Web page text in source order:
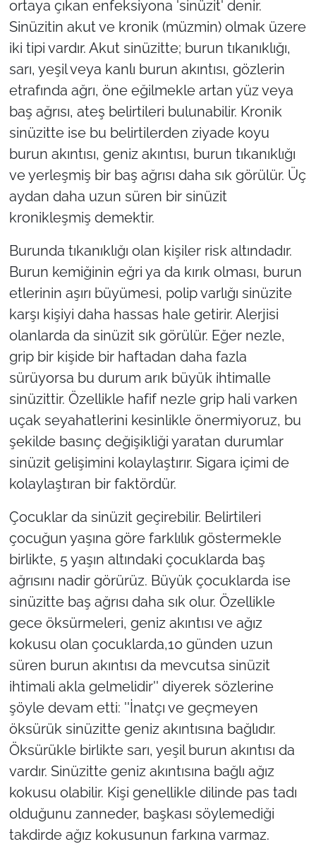
ortaya çıkan enfeksiyona 'sinüzit' denir.
Sinüzitin akut ve kronik (müzmin) olmak üzere
iki tipi vardır. Akut sinüzitte; burun tıkanıklığı,
sarı, yeşil veya kanlı burun akıntısı, gözlerin
etrafında ağrı, öne eğilmekle artan yüz veya
baş ağrısı, ateş belirtileri bulunabilir. Kronik
sinüzitte ise bu belirtilerden ziyade koyu
burun akıntısı, geniz akıntısı, burun tıkanıklığı
ve yerleşmiş bir baş ağrısı daha sık görülür. Üç
aydan daha uzun süren bir sinüzit
kronikleşmiş demektir.
Burunda tıkanıklığı olan kişiler risk altındadır.
Burun kemiğinin eğri ya da kırık olması, burun
etlerinin aşırı büyümesi, polip varlığı sinüzite
karşı kişiyi daha hassas hale getirir. Alerjisi
olanlarda da sinüzit sık görülür. Eğer nezle,
grip bir kişide bir haftadan daha fazla
sürüyorsa bu durum arık büyük ihtimalle
sinüzittir. Özellikle hafif nezle grip hali varken
uçak seyahatlerini kesinlikle önermiyoruz, bu
şekilde basınç değişikliği yaratan durumlar
sinüzit gelişimini kolaylaştırır. Sigara içimi de
kolaylaştıran bir faktördür.
Çocuklar da sinüzit geçirebilir. Belirtileri
çocuğun yaşına göre farklılık göstermekle
birlikte, 5 yaşın altındaki çocuklarda baş
ağrısını nadir görürüz. Büyük çocuklarda ise
sinüzitte baş ağrısı daha sık olur. Özellikle
gece öksürmeleri, geniz akıntısı ve ağız
kokusu olan çocuklarda,10 günden uzun
süren burun akıntısı da mevcutsa sinüzit
ihtimali akla gelmelidir'' diyerek sözlerine
şöyle devam etti: ''İnatçı ve geçmeyen
öksürük sinüzitte geniz akıntısına bağlıdır.
Öksürükle birlikte sarı, yeşil burun akıntısı da
vardır. Sinüzitte geniz akıntısına bağlı ağız
kokusu olabilir. Kişi genellikle dilinde pas tadı
olduğunu zanneder, başkası söylemediği
takdirde ağız kokusunun farkına varmaz.
Bölge
Güvenlik
Genel
Politika
Flaş Haber
Dış Haberler
Magazin
İş Dünyası
Bilim Teknoloji
English News
Canlı Maç
Finans
Genel-A
Gündem-Eğitim